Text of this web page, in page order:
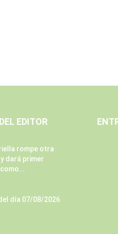
EDITOR
rompe otra
dará primer
día 07/08/2026